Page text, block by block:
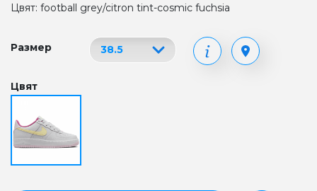
Цвят: football grey/citron tint-cosmic fuchsia
Размер
Цвят